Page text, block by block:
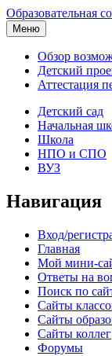
Образовательная
Меню
Обзор
Детский
Аттестация
Детский сад
Начальная
Школа
НПО и СПО
ВУЗ
Навигация
Вход/
Главная
Мой мини-
Ответы на
Поиск по
Сайты
Сайты
Сайты коллег
Форумы